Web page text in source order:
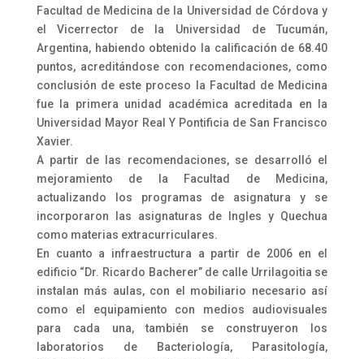
Facultad de Medicina de la Universidad de Córdova y
el Vicerrector de la Universidad de Tucumán,
Argentina, habiendo obtenido la calificación de 68.40
puntos, acreditándose con recomendaciones, como
conclusión de este proceso la Facultad de Medicina
fue la primera unidad académica acreditada en la
Universidad Mayor Real Y Pontificia de San Francisco
Xavier.
A partir de las recomendaciones, se desarrolló el
mejoramiento de la Facultad de Medicina,
actualizando los programas de asignatura y se
incorporaron las asignaturas de Ingles y Quechua
como materias extracurriculares.
En cuanto a infraestructura a partir de 2006 en el
edificio “Dr. Ricardo Bacherer” de calle Urrilagoitia se
instalan más aulas, con el mobiliario necesario así
como el equipamiento con medios audiovisuales
para cada una, también se construyeron los
laboratorios de Bacteriología, Parasitología,